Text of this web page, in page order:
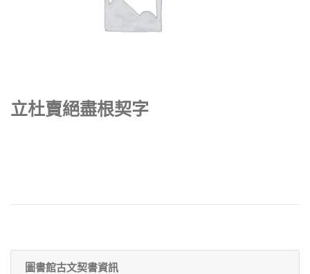
立杜賣絕盡根契字
圖書館古文契書資訊